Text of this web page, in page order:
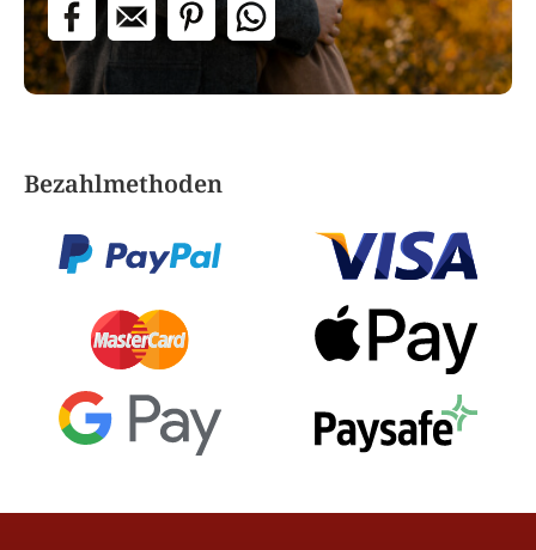
Bezahlmethoden